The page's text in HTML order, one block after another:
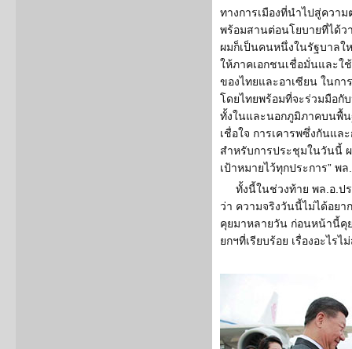
ทางการเมืองที่นำไปสู่ควา
พร้อมสานต่อนโยบายที่ได้ว
ผมก็เป็นคนหนึ่งในรัฐบาลใ
ให้ภาคเอกชนเชื่อมั่นและใ
ของไทยและอาเซียน ในกา
โดยไทยพร้อมที่จะร่วมมือ
ทั้งในและนอกภูมิภาคบนพื้น
เชื่อใจ การเคารพซึ่งกันแ
สำหรับการประชุมในวันนี้
เป้าหมายไว้ทุกประการ” พ
ทั้งนี้ในช่วงท้าย พล.อ.ป
ว่า ความจริงวันนี้ไม่ได้อยา
คุยมาหลายวัน ก่อนหน้านี้คุ
ยกฯที่เรียบร้อย เรื่องอะไร